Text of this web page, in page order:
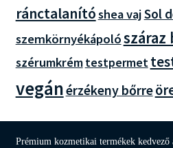
ránctalanítóshea vajSol
szemkörnyékápolószáraz
szérumkrémtestpermet
vegánérzékeny bőrre
Prémium kozmetikai termékek kedvező